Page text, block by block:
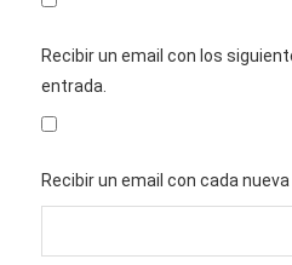
Recibir un email con los
entrada.
Recibir un email con cada nueva